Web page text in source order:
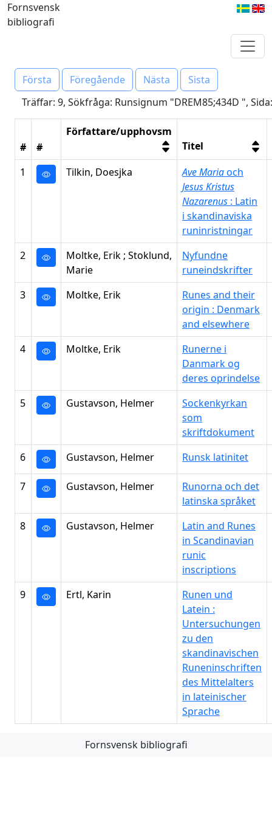
Fornsvensk
bibliografi
Första Föregående Nästa
Sista
Träffar: 9, Sökfråga: Runsignum "DREM85;434D ",
# #
Författare/upphovsm
Titel
1
Tilkin, Doesjka Ave Mariaoch
Jesus Kristus
Nazarenus : Latin
i skandinaviska
runinristningar
2
Moltke, Erik ; Stoklund,
Marie
Nyfundne
runeindskrifter
3
Moltke, Erik
Runes and their
origin : Denmark
and elsewhere
4
Moltke, Erik
Runerne i
Danmark og
deres oprindelse
5
Gustavson, Helmer
Sockenkyrkan
som
skriftdokument
6
Gustavson, Helmer Runsk latinitet
7 Gustavson, Helmer
Runorna och det
latinska språket
8
Gustavson, Helmer
Latin and Runes
in Scandinavian
runic
inscriptions
9
Ertl, Karin
Runen und
Latein :
Untersuchungen
zu den
skandinavischen
Runeninschriften
des Mittelalters
in lateinischer
Sprache
Föregående Nästa
Fornsvensk bibliografi